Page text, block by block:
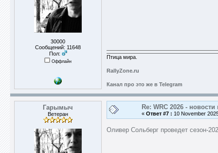
30000
Сообщений: 11648
Пол:
Оффлайн
Птица мира.
RallyZone.ru
Канал про это же в Telegram
Гарымыч
Ветеран
Re: WRC 2026 - новости
« Ответ #7 : 10 November
Оливер Сольберг проведет сезон-